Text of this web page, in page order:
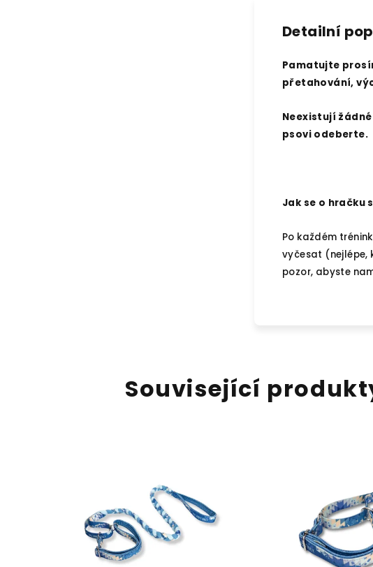
Detailní
Pamatujte
přetahování,
Neexistují
psovi odeberte.
Jak se o hračku
Po každém
vyčesat (nejlépe,
pozor, abyste
Související